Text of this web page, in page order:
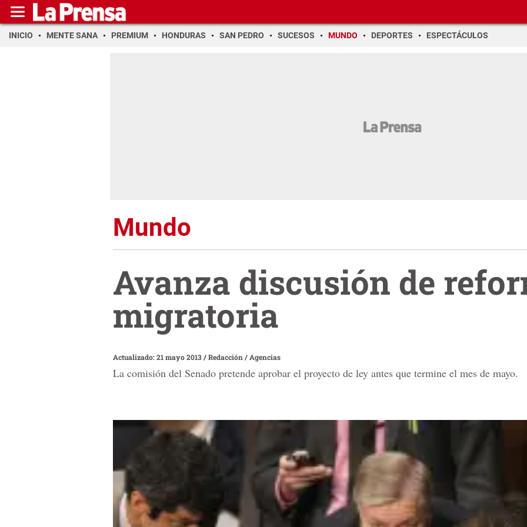
INICIO MENTE SANA PREMIUM HONDURAS SAN PEDRO SUCESOS MUNDO DEPORTES ESPECTÁCULOS
Mundo
Avanza discusión de
migratoria
Actualizado: 21 mayo 2013/Redacción / Agencias
La comisión del Senado pretende aprobar el proyecto de ley antes que termine el mes de mayo.